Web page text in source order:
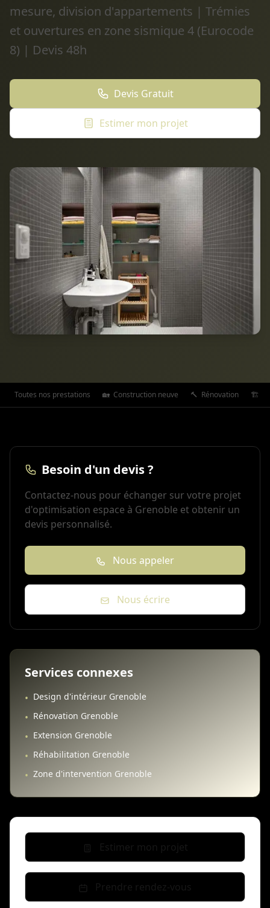
mesure, division d'appartements | Trémies
et ouvertures en zone sismique 4 (Eurocode
8) | Devis 48h
Devis Gratuit
Estimer mon projet
Toutes nos prestations 🏡 Construction neuve 🔨 Rénovation 🏗️
Besoin d'un devis ?
Contactez-nous pour échanger sur votre projet
d'optimisation espace à Grenoble et obtenir un
devis personnalisé.
Nous appeler
Nous écrire
Services connexes
• Design d'intérieur Grenoble
• Rénovation Grenoble
• Extension Grenoble
• Réhabilitation Grenoble
• Zone d'intervention Grenoble